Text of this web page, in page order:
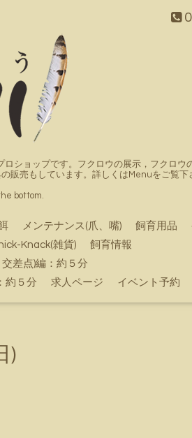
ショップです。フクロウの展示，フクロウ
販売もしています。詳しくはMenuをご覧下
bottom.
メンテナンス(爪、嘴) 飼育用品
Knack(雑貨)
飼育情報
差点)編：約５分
約５分
求人ページ イベント予約
)